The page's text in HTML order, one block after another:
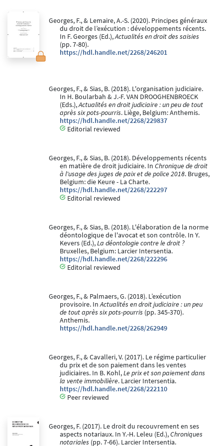
Georges, F., & Lemaire, A.-S. (2020). Principes généraux
du droit de l’exécution : développements récents.
In F. Georges (Ed.),Actualités en droit des saisies
(pp. 7-80).
https://hdl.handle.net/2268/246201
Georges, F., & Sias, B. (2018). L'organisation judiciaire.
In H. Boularbah & J.-F. VAN DROOGHENBROECK
(Eds.),Actualités en droit judiciaire : un peu de tout
après six pots-pourris. Liège, Belgium: Anthemis.
https://hdl.handle.net/2268/229837
Editorial reviewed
Georges, F., & Sias, B. (2018). Développements récents
en matière de droit judiciaire. In Chronique de droit
à l'usage des juges de paix et de police 2018. Bruges,
Belgium: die Keure - La Charte.
https://hdl.handle.net/2268/222297
Editorial reviewed
Georges, F., & Sias, B. (2018). L'élaboration de la norme
déontologique de l'avocat et son contrôle. In Y.
Kevers (Ed.),La déontologie contre le droit ?
Bruxelles, Belgium: Larcier Intersentia.
https://hdl.handle.net/2268/222296
Editorial reviewed
Georges, F., & Palmaers, G. (2018). L’exécution
provisoire. InActualités en droit judiciaire : un peu
de tout après six pots-pourris (pp. 345-370).
Anthemis.
https://hdl.handle.net/2268/262949
Georges, F., & Cavalleri, V. (2017). Le régime particulier
du prix et de son paiement dans les ventes
judiciaires. In B. Kohl,Le prix et son paiement dans
la vente immobilière. Larcier Intersentia.
https://hdl.handle.net/2268/222110
Peer reviewed
Georges, F. (2017). Le droit du recouvrement en ses
aspects notariaux. In Y.-H. Leleu (Ed.),Chroniques
notariales (pp. 7-66). Larcier Intersentia.